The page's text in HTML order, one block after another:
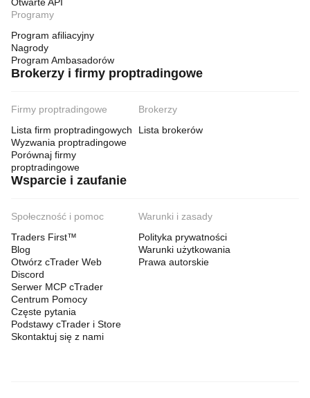
Programy
Program afiliacyjny
Nagrody
Program Ambasadorów
Brokerzy i firmy proptradingowe
Firmy proptradingowe
Lista firm proptradingowych
Wyzwania proptradingowe
Porównaj firmy
proptradingowe
Brokerzy
Lista brokerów
Wsparcie i zaufanie
Społeczność i pomoc
Traders First™
Blog
Otwórz cTrader Web
Discord
Serwer MCP cTrader
Centrum Pomocy
Częste pytania
Podstawy cTrader i Store
Skontaktuj się z nami
Warunki i zasady
Polityka prywatności
Warunki użytkowania
Prawa autorskie